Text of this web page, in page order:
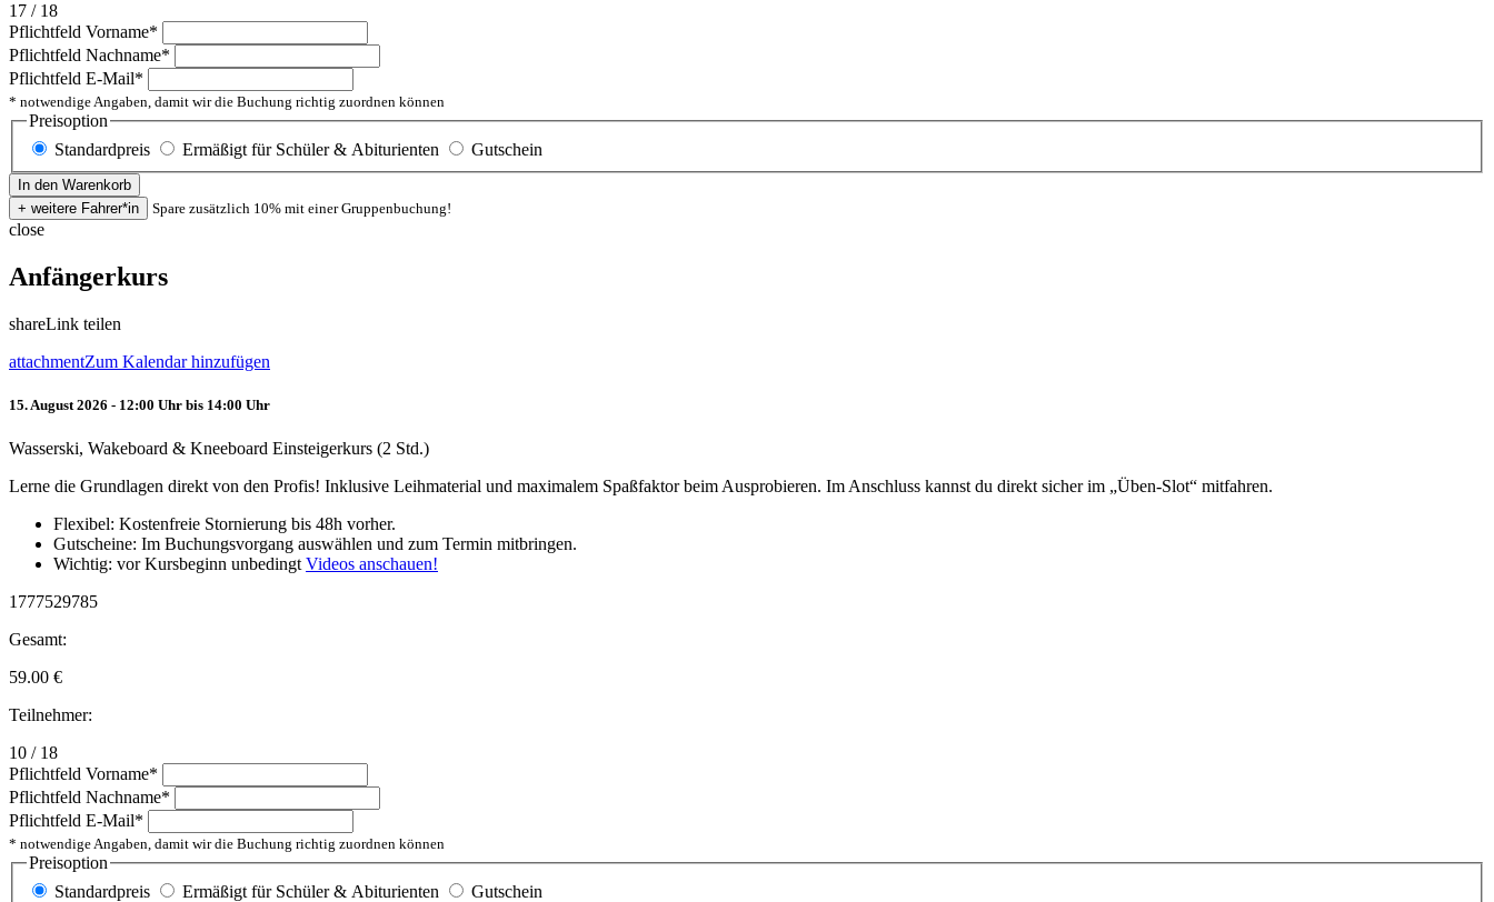
17 / 18
Pflichtfeld Vorname*
Pflichtfeld Nachname*
Pflichtfeld E-Mail*
* notwendige Angaben, damit wir die Buchung richtig zuordnen können
Preisoption
Standardpreis
Ermäßigt für Schüler & Abiturienten Gutschein
Spare zusätzlich 10% mit einer Gruppenbuchung!
close
Anfängerkurs
shareLink teilen
attachmentZum Kalendar hinzufügen
15. August 2026 - 12:00 Uhr bis 14:00 Uhr
Wasserski, Wakeboard & Kneeboard Einsteigerkurs (2 Std.)
Lerne die Grundlagen direkt von den Profis! Inklusive Leihmaterial und maximalem Spaßfaktor beim Ausprobieren. Im Anschluss kannst du direkt sicher im „Üben-Slot“ mitfahren.
Flexibel: Kostenfreie Stornierung bis 48h vorher.
Gutscheine: Im Buchungsvorgang auswählen und zum Termin mitbringen.
Wichtig: vor Kursbeginn unbedingt Videos anschauen!
1777529785
Gesamt:
59.00 €
Teilnehmer:
10 / 18
Pflichtfeld Vorname*
Pflichtfeld Nachname*
Pflichtfeld E-Mail*
* notwendige Angaben, damit wir die Buchung richtig zuordnen können
Preisoption
Standardpreis
Ermäßigt für Schüler & Abiturienten Gutschein